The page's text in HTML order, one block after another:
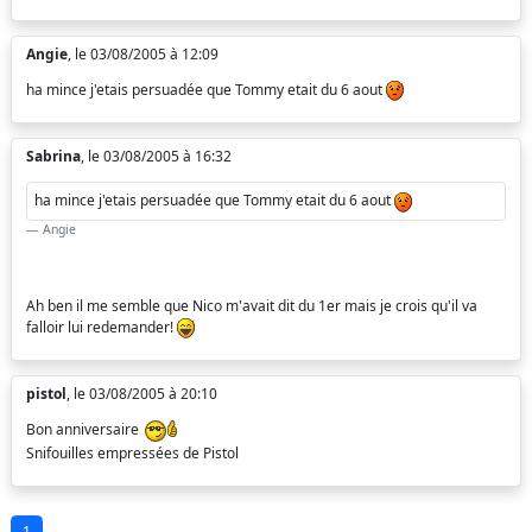
Angie, le 03/08/2005 à 12:09
ha mince j'etais persuadée que Tommy etait du 6 aout
Sabrina, le 03/08/2005 à 16:32
ha mince j'etais persuadée que Tommy etait du 6 aout
Angie
Ah ben il me semble que Nico m'avait dit du 1er mais je crois qu'il va
falloir lui redemander!
pistol, le 03/08/2005 à 20:10
Bon anniversaire
Snifouilles empressées de Pistol